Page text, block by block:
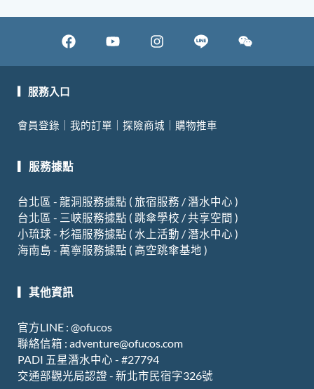
F
a
e
b
o
o
Y
o
u
b
I
n
a
g
m
W
e
▎服務入口
會員登錄 我的訂單 探險商城 購物推車
▎服務據點
台北區 - 龍洞服務據點 ( 旅宿服務 / 潛水中心 )
台北區 - 三峽服務據點 ( 跳傘學校 / 共享空間 )
小琉球 - 杉福服務據點 ( 水上活動 / 潛水中心 )
海南島 - 萬寧服務據點 ( 高空跳傘基地 )
▎其他資訊
官方LINE : @ofucos
聯絡信箱 : adventure@ofucos.com
PADI 五星潛水中心 - #27794
交通部觀光局認證 - 新北市民宿字326號